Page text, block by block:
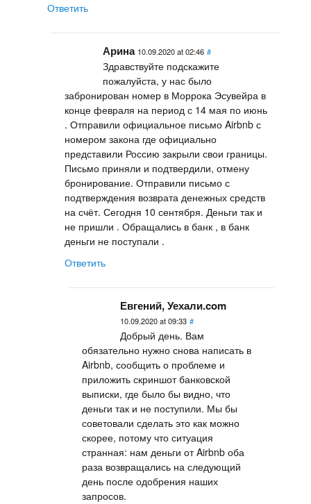
Ответить
Арина 10.09.2020 at 02:46 #
Здравствуйте подскажите
пожалуйста, у нас было
забронирован номер в Моррока Эсувейра в
конце февраля на период с 14 мая по июнь
. Отправили официальное письмо Airbnb с
номером закона где официально
представили Россию закрыли свои границы.
Письмо приняли и подтвердили, отмену
бронирование. Отправили письмо с
подтверждения возврата денежных средств
на счёт. Сегодня 10 сентября. Деньги так и
не пришли . Обращались в банк , в банк
деньги не поступали .
Ответить
Евгений, Уехали.com
10.09.2020 at 09:33 #
Добрый день. Вам
обязательно нужно снова написать в
Airbnb, сообщить о проблеме и
приложить скриншот банковской
выписки, где было бы видно, что
деньги так и не поступили. Мы бы
советовали сделать это как можно
скорее, потому что ситуация
странная: нам деньги от Airbnb оба
раза возвращались на следующий
день после одобрения наших
запросов.